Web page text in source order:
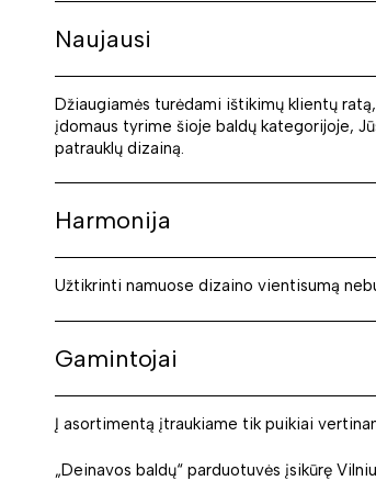
Naujausi
Džiaugiamės turėdami ištikimų klientų
įdomaus tyrime šioje baldų kategorijoje,
patrauklų dizainą.
Harmonija
Užtikrinti namuose dizaino vientisumą
Gamintojai
Į asortimentą įtraukiame tik puikiai
„Deinavos baldų“ parduotuvės įsikūrę